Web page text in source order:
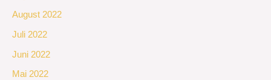
August 2022
Juli 2022
Juni 2022
Mai 2022